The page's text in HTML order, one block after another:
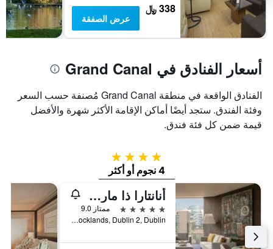
338 ﷼
عرض الصفقة
أسعار الفنادق في Grand Canal
الفنادق الواقعة في منطقة Grand Canal مُصنفة حسب السعر
وفئة الفندق. ستجد أيضًا أماكن الإقامة الأكثر شهرة والأفضل
قيمة ضمن كل فئة فندق.
4 نجوم
4 نجوم أو أكثر
أنانتارا ذا ماركر دوبلين - إيه ليدينج هوتل أوف ذا وورلد
5 نجوم
ممتاز 9.0
Grand Canal Square, Docklands, Dublin 2, Dublin, دبلن, أيرلندا